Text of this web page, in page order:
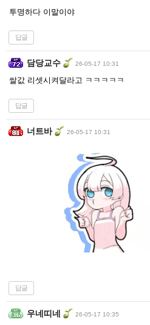
투명하다 이말이야
답글
담당교수 26-05-17 10:31
쌀값 리셋시켜달라고 ㅋㅋㅋㅋㅋ
답글
너트바 26-05-17 10:31
답글
우네띠네 26-05-17 10:35